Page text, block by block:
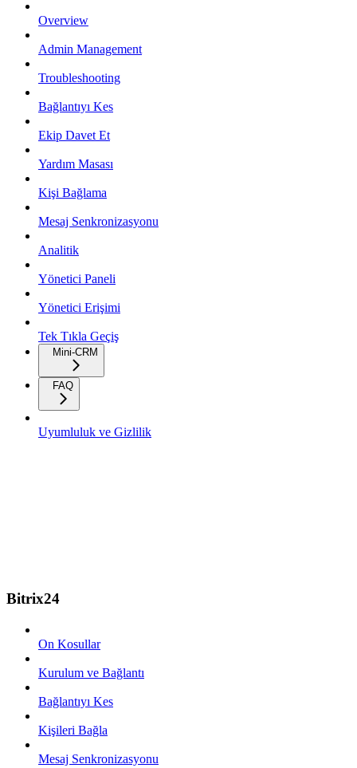
Overview
Admin Management
Troubleshooting
Bağlantıyı Kes
Ekip Davet Et
Yardım Masası
Kişi Bağlama
Mesaj Senkronizasyonu
Analitik
Yönetici Paneli
Yönetici Erişimi
Tek Tıkla Geçiş
Mini-CRM
FAQ
Uyumluluk ve Gizlilik
Bitrix24
On Kosullar
Kurulum ve Bağlantı
Bağlantıyı Kes
Kişileri Bağla
Mesaj Senkronizasyonu